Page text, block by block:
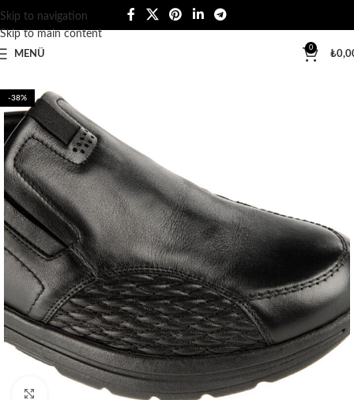
Skip to navigation
Skip to main content
MENÜ
0
₺
-38%
Büyütmek için tıklayın